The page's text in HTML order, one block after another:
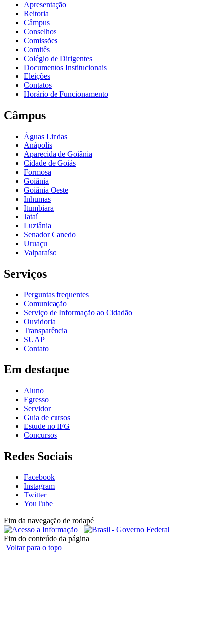
Apresentação
Reitoria
Câmpus
Conselhos
Comissões
Comitês
Colégio de Dirigentes
Documentos Institucionais
Eleições
Contatos
Horário de Funcionamento
Câmpus
Águas Lindas
Anápolis
Aparecida de Goiânia
Cidade de Goiás
Formosa
Goiânia
Goiânia Oeste
Inhumas
Itumbiara
Jataí
Luziânia
Senador Canedo
Uruaçu
Valparaíso
Serviços
Perguntas frequentes
Comunicação
Serviço de Informação ao Cidadão
Ouvidoria
Transparência
SUAP
Contato
Em destaque
Aluno
Egresso
Servidor
Guia de cursos
Estude no IFG
Concursos
Redes Sociais
Facebook
Instagram
Twitter
YouTube
Fim da navegação de rodapé
Fim do conteúdo da página
Voltar para o topo